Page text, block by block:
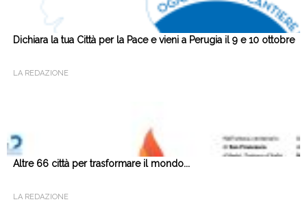
Dichiara la tua Città per la Pace e vieni a Perugia il 9 e 10 ottobre
LA REDAZIONE
Altre 66 città per trasformare il mondo...
LA REDAZIONE